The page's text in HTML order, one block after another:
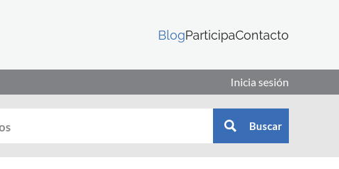
BlogParticipaContacto
Inicia sesión
Buscar